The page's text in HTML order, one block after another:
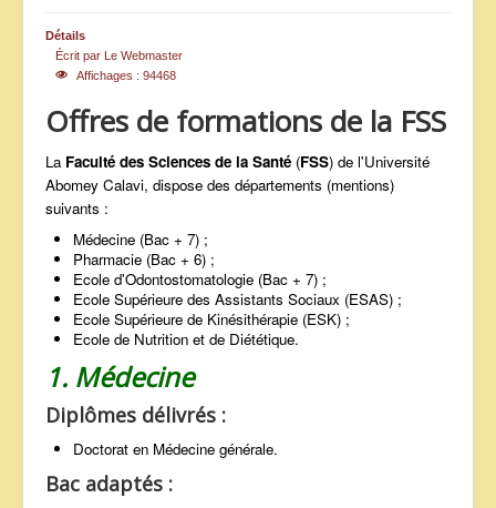
Détails
Écrit par Le Webmaster
Affichages : 94468
Offres de formations de la FSS
La Faculté des Sciences de la Santé (FSS) de l'Université
Abomey Calavi, dispose des départements (mentions)
suivants :
Médecine (Bac + 7) ;
Pharmacie (Bac + 6) ;
Ecole d'Odontostomatologie (Bac + 7) ;
Ecole Supérieure des Assistants Sociaux (ESAS) ;
Ecole Supérieure de Kinésithérapie (ESK) ;
Ecole de Nutrition et de Diététique.
1. Médecine
Diplômes délivrés :
Doctorat en Médecine générale.
Bac adaptés :